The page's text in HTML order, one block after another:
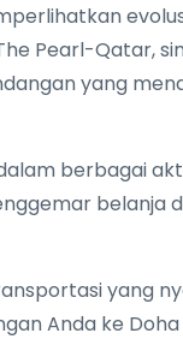
Pearl-
yang
berbagai
yang
Anda ke